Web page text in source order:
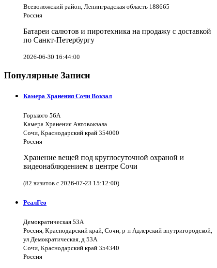
Всеволожский район, Ленинградская область 188665
Россия
Батареи салютов и пиротехника на продажу с доставкой
по Санкт-Петербургу
2026-06-30 16:44:00
Популярные Записи
Камера Хранения Сочи Вокзал
Горького 56А
Камера Хранения Автовокзала
Сочи, Краснодарский край 354000
Россия
Хранение вещей под круглосуточной охраной и
видеонаблюдением в центре Сочи
(82 визитов с 2026-07-23 15:12:00)
РеалГео
Демократическая 53А
Россия, Краснодарский край, Сочи, р-н Адлерский внутригородской,
ул Демократическая, д 53А
Сочи, Краснодарский край 354340
Россия